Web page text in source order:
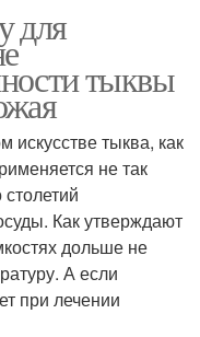
для
тыквы
искусстве тыква, как
не так
Как утверждают
дольше не
А если
при лечении